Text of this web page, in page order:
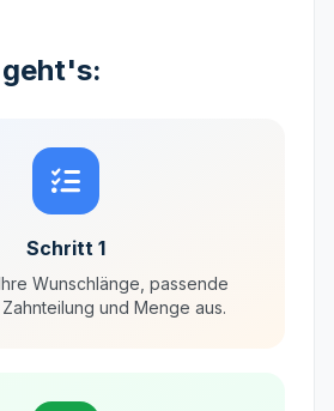
Schritt 1
Wunschlänge, passende
und Menge aus.